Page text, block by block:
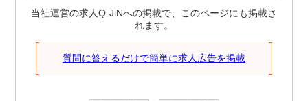
当社運営の求人Q-JiNへの掲載で、このページにも掲載さ
れます。
質問に答えるだけで簡単に求人広告を掲載